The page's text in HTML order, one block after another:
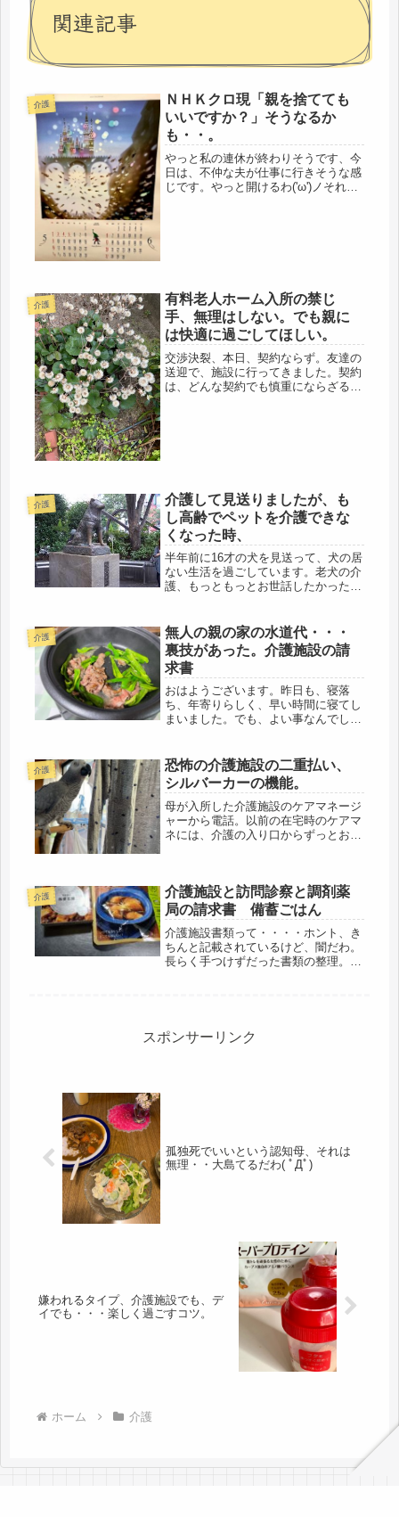
関連記事
介護
ＮＨＫクロ現「親を捨てても
いいですか？」そうなるか
も・・。
やっと私の連休が終わりそうです、今
日は、不仲な夫が仕事に行きそうな感
じです。やっと開けるわ('ω')ノそれよ
介護
有料老人ホーム入所の禁じ
手、無理はしない。でも親に
は快適に過ごしてほしい。
交渉決裂、本日、契約ならず。友達の
送迎で、施設に行ってきました。契約
は、どんな契約でも慎重にならざるを
介護
介護して見送りましたが、も
し高齢でペットを介護できな
くなった時、
半年前に16才の犬を見送って、犬の居
ない生活を過ごしています。老犬の介
護、もっともっとお世話したかったけ
は、サイトメニューから、2015年10
月初め～10月18日にかけて、そ...
介護
無人の親の家の水道代・・・
裏技があった。介護施設の請
求書
おはようございます。昨日も、寝落
ち、年寄りらしく、早い時間に寝てし
まいました。でも、よい事なんでしょ
ので、1週間ためると、山盛り。実家
の水道局からの封書には、「重要」
「すぐ開...
介護
恐怖の介護施設の二重払い、
シルバーカーの機能。
母が入所した介護施設のケアマネージ
ャーから電話。以前の在宅時のケアマ
ネには、介護の入り口からずっとお世
日の連絡は、母が、個室内で、転倒し
（...
介護
介護施設と訪問診察と調剤薬
局の請求書 備蓄ごはん
介護施設書類って・・・・ホント、き
ちんと記載されているけど、闇だわ。
長らく手つけずだった書類の整理。最
了。メ...
スポンサーリンク
孤独死でいいという認知母、それは
無理・・大島てるだわ( ﾟДﾟ)
嫌われるタイプ、介護施設でも、デ
イでも・・・楽しく過ごすコツ。
ホーム 介護